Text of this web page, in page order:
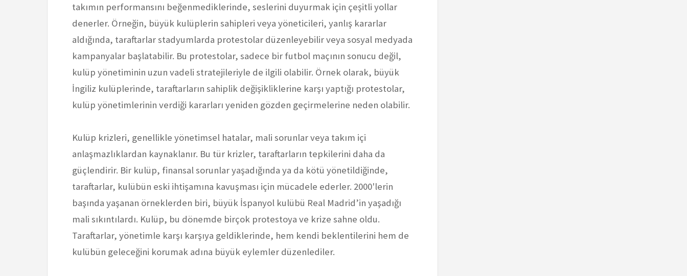
takımın performansını beğenmediklerinde, seslerini duyurmak için çeşitli yollar
denerler. Örneğin, büyük kulüplerin sahipleri veya yöneticileri, yanlış kararlar
aldığında, taraftarlar stadyumlarda protestolar düzenleyebilir veya sosyal medyada
kampanyalar başlatabilir. Bu protestolar, sadece bir futbol maçının sonucu değil,
kulüp yönetiminin uzun vadeli stratejileriyle de ilgili olabilir. Örnek olarak, büyük
İngiliz kulüplerinde, taraftarların sahiplik değişikliklerine karşı yaptığı protestolar,
kulüp yönetimlerinin verdiği kararları yeniden gözden geçirmelerine neden olabilir.
Kulüp krizleri, genellikle yönetimsel hatalar, mali sorunlar veya takım içi
anlaşmazlıklardan kaynaklanır. Bu tür krizler, taraftarların tepkilerini daha da
güçlendirir. Bir kulüp, finansal sorunlar yaşadığında ya da kötü yönetildiğinde,
taraftarlar, kulübün eski ihtişamına kavuşması için mücadele ederler. 2000'lerin
başında yaşanan örneklerden biri, büyük İspanyol kulübü Real Madrid’in yaşadığı
mali sıkıntılardı. Kulüp, bu dönemde birçok protestoya ve krize sahne oldu.
Taraftarlar, yönetimle karşı karşıya geldiklerinde, hem kendi beklentilerini hem de
kulübün geleceğini korumak adına büyük eylemler düzenlediler.